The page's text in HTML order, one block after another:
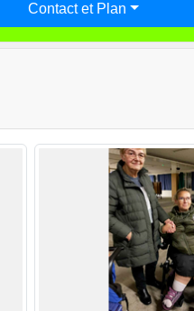
Contact et Plan